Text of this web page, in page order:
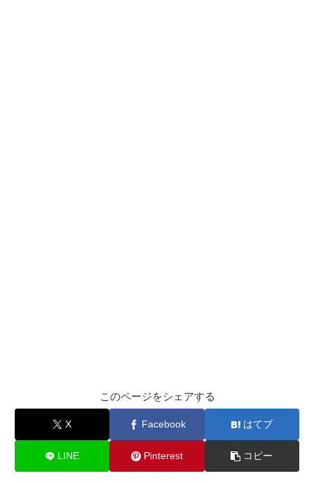
このページをシェアする
X Facebook はてブ
LINE Pinterest コピー